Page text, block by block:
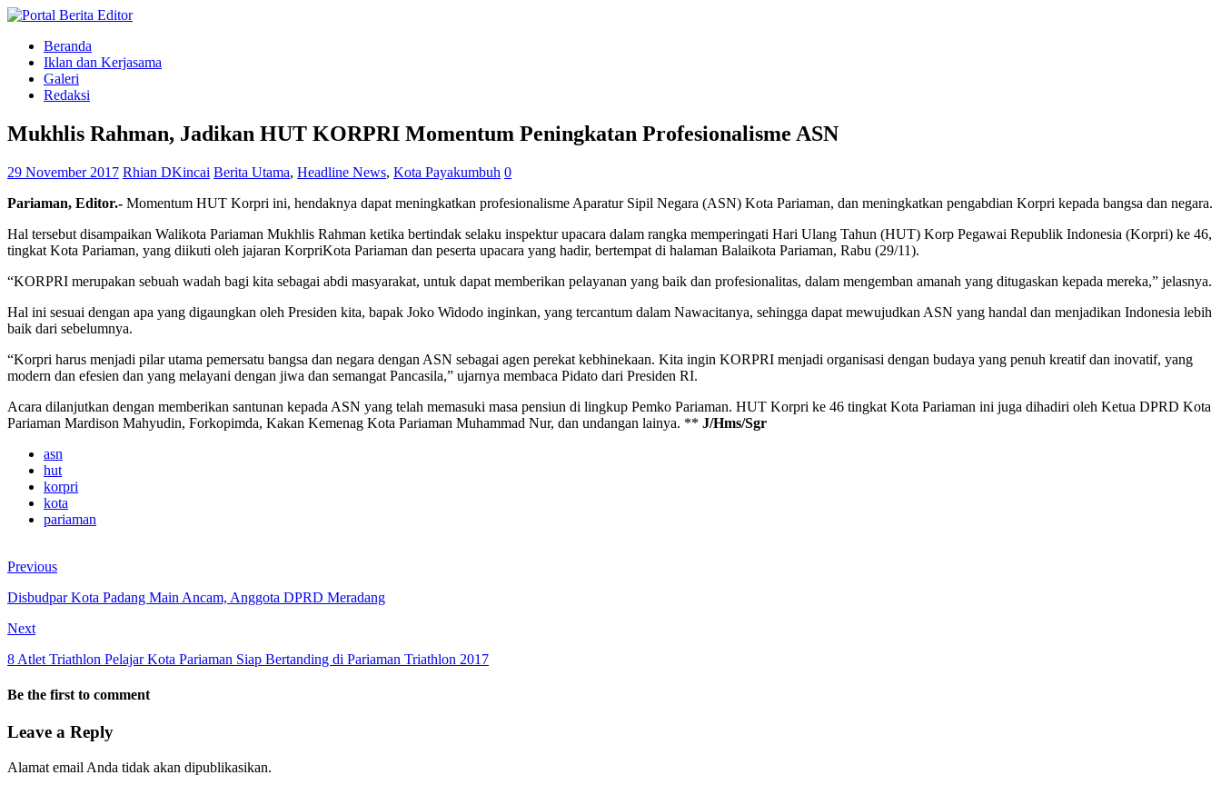
Beranda
Iklan dan Kerjasama
Galeri
Redaksi
Mukhlis Rahman, Jadikan HUT KORPRI Momentum Peningkatan Profesionalisme ASN
29 November 2017 Rhian DKincai Berita Utama, Headline News, Kota Payakumbuh 0
Pariaman, Editor.- Momentum HUT Korpri ini, hendaknya dapat meningkatkan profesionalisme Aparatur Sipil Negara (ASN) Kota Pariaman, dan meningkatkan pengabdian Korpri kepada bangsa dan negara.
Hal tersebut disampaikan Walikota Pariaman Mukhlis Rahman ketika bertindak selaku inspektur upacara dalam rangka memperingati Hari Ulang Tahun (HUT) Korp Pegawai Republik Indonesia (Korpri) ke 46,
tingkat Kota Pariaman, yang diikuti oleh jajaran KorpriKota Pariaman dan peserta upacara yang hadir, bertempat di halaman Balaikota Pariaman, Rabu (29/11).
“KORPRI merupakan sebuah wadah bagi kita sebagai abdi masyarakat, untuk dapat memberikan pelayanan yang baik dan profesionalitas, dalam mengemban amanah yang ditugaskan kepada mereka,” jelasnya.
Hal ini sesuai dengan apa yang digaungkan oleh Presiden kita, bapak Joko Widodo inginkan, yang tercantum dalam Nawacitanya, sehingga dapat mewujudkan ASN yang handal dan menjadikan Indonesia lebih
baik dari sebelumnya.
“Korpri harus menjadi pilar utama pemersatu bangsa dan negara dengan ASN sebagai agen perekat kebhinekaan. Kita ingin KORPRI menjadi organisasi dengan budaya yang penuh kreatif dan inovatif, yang
modern dan efesien dan yang melayani dengan jiwa dan semangat Pancasila,” ujarnya membaca Pidato dari Presiden RI.
Acara dilanjutkan dengan memberikan santunan kepada ASN yang telah memasuki masa pensiun di lingkup Pemko Pariaman. HUT Korpri ke 46 tingkat Kota Pariaman ini juga dihadiri oleh Ketua DPRD Kota
Pariaman Mardison Mahyudin, Forkopimda, Kakan Kemenag Kota Pariaman Muhammad Nur, dan undangan lainya. ** J/Hms/Sgr
asn
hut
korpri
kota
pariaman
Previous
Disbudpar Kota Padang Main Ancam, Anggota DPRD Meradang
Next
8 Atlet Triathlon Pelajar Kota Pariaman Siap Bertanding di Pariaman Triathlon 2017
Be the first to comment
Leave a Reply
Alamat email Anda tidak akan dipublikasikan.